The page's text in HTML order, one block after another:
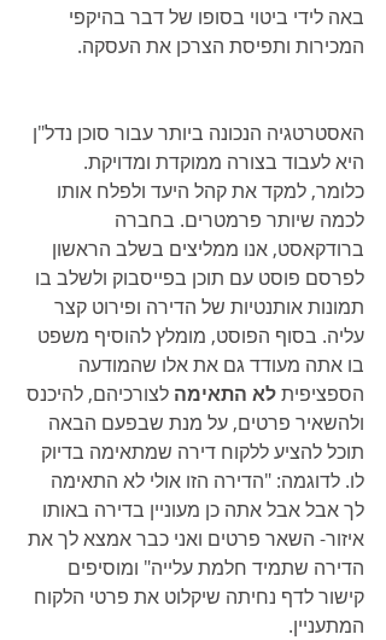
באה לידי ביטוי בסופו של דבר בהיקפי
המכירות ותפיסת הצרכן את העסקה.
האסטרטגיה הנכונה ביותר עבור סוכן נדל"ן
היא לעבוד בצורה ממוקדת ומדויקת.
כלומר, למקד את קהל היעד ולפלח אותו
לכמה שיותר פרמטרים. בחברה
ברודקאסט, אנו ממליצים בשלב הראשון
לפרסם פוסט עם תוכן בפייסבוק ולשלב בו
תמונות אותנטיות של הדירה ופירוט קצר
עליה. בסוף הפוסט, מומלץ להוסיף משפט
בו אתה מעודד גם את אלו שהמודעה
הספציפית לא התאימה לצורכיהם, להיכנס
ולהשאיר פרטים, על מנת שבפעם הבאה
תוכל להציע ללקוח דירה שמתאימה בדיוק
לו. לדוגמה: "הדירה הזו אולי לא התאימה
לך אבל אבל אתה כן מעוניין בדירה באותו
איזור- השאר פרטים ואני כבר אמצא לך את
הדירה שתמיד חלמת עלייה" ומוסיפים
קישור לדף נחיתה שיקלוט את פרטי הלקוח
המתעניין.